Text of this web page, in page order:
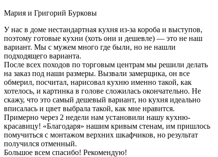
Мария и Григорий Бурковы
У нас в доме нестандартная кухня из-за короба и выступов,
поэтому готовые кухни (хоть они и дешевле) — это не наш
вариант. Мы с мужем много где были, но не нашли
подходящего варианта.
После всех походов по торговым центрам мы решили делать
на заказ под наши размеры. Вызвали замерщика, он все
обмерил, посчитал, нарисовал кухню именно такой, как
хотелось, и картинка в голове сложилась окончательно. Не
скажу, что это самый дешевый вариант, но кухня идеально
вписалась и цвет выбрала такой, как мне нравится.
Примерно через 2 недели нам установили нашу кухню-
красавицу! «Благодаря» нашим кривым стенам, им пришлось
помучиться с монтажом верхних шкафчиков, но результат
получился отменный.
Большое всем спасибо! Рекомендую!